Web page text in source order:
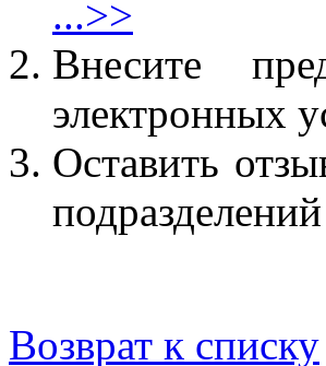
...>>
Внесите
электронных
Оставить
Возврат к списку